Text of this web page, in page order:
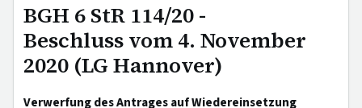
BGH 6 StR 114/20 -
Beschluss vom 4. November
2020 (LG Hannover)
Verwerfung des Antrages auf Wiedereinsetzung